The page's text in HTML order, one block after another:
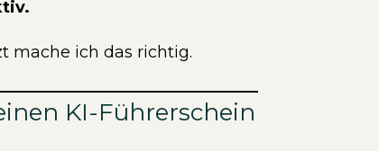
mache ich das richtig.
KI-Führerschein